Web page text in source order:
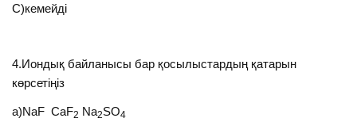
С)кемейді
4.Иондық байланысы бар қосылыстардың қатарын
көрсетіңіз
а)NaF CaF2 Na2SO4